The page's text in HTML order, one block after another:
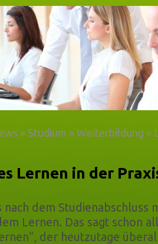
» Studium » Weiterbildung »
Lernen in der
nach dem Studienabschluss
Lernen. Das sagt schon
der heutzutage